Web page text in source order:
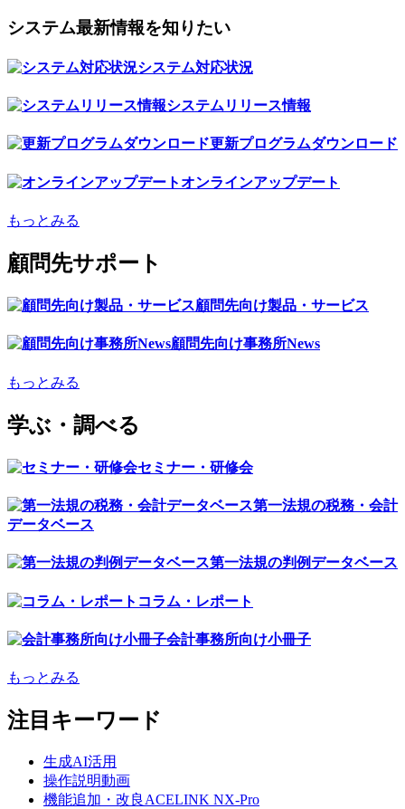
システム最新情報を知りたい
システム対応状況
システムリリース情報
更新プログラムダウンロード
オンラインアップデート
もっとみる
顧問先サポート
顧問先向け製品・サービス
顧問先向け事務所News
もっとみる
学ぶ・調べる
セミナー・研修会
第一法規の税務・会計
データベース
第一法規の判例データベース
コラム・レポート
会計事務所向け小冊子
もっとみる
注目キーワード
生成AI活用
操作説明動画
機能追加・改良ACELINK NX-Pro